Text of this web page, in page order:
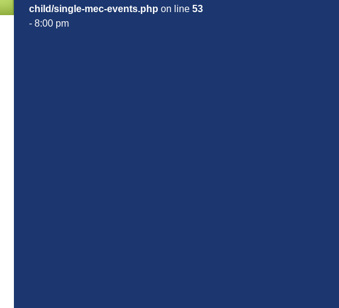
child/single-mec-events.php on line53
- 8:00 pm